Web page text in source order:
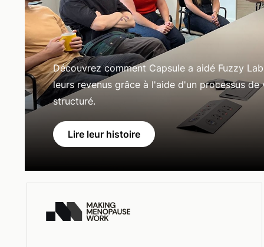
Découvrez comment Capsule a aidé Fuzzy
leurs revenus grâce à l'aide d'un processus de
structuré.
Lire leur histoire